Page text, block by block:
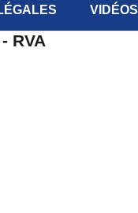
VIDÉOS
RVA